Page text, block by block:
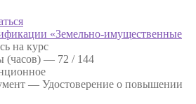
«Земельно-имущественные
на курс
(часов) — 72 / 144
— Удостоверение о повышении